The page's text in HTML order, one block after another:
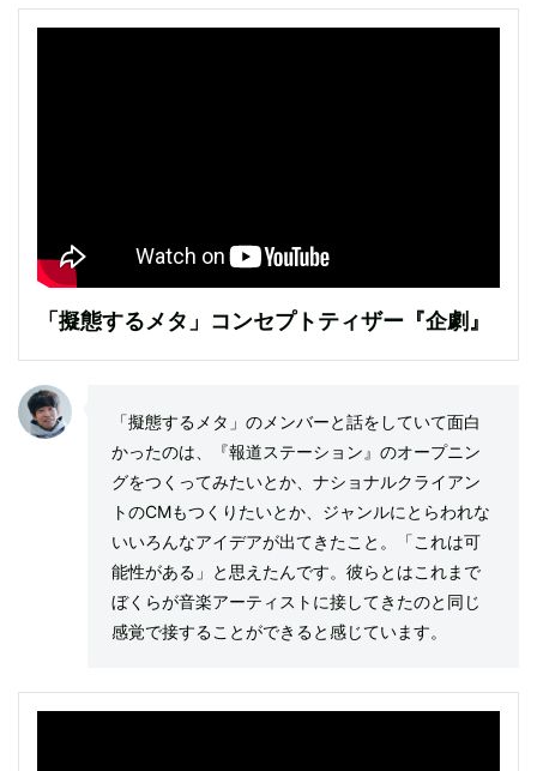
「擬態するメタ」コンセプトティザー『企劇』
「擬態するメタ」のメンバーと話をしていて面白
かったのは、『報道ステーション』のオープニン
グをつくってみたいとか、ナショナルクライアン
トのCMもつくりたいとか、ジャンルにとらわれな
いいろんなアイデアが出てきたこと。「これは可
能性がある」と思えたんです。彼らとはこれまで
ぼくらが音楽アーティストに接してきたのと同じ
感覚で接することができると感じています。